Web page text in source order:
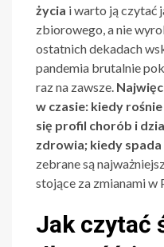
życia i warto ją czytać
zbiorowego, a nie
ostatnich dekadach
pandemia brutalnie
raz na zawsze.
w czasie: kiedy
się profil chorób i
zdrowia; kiedy
zebrane są
stojące za zmianami w
Jak czytać